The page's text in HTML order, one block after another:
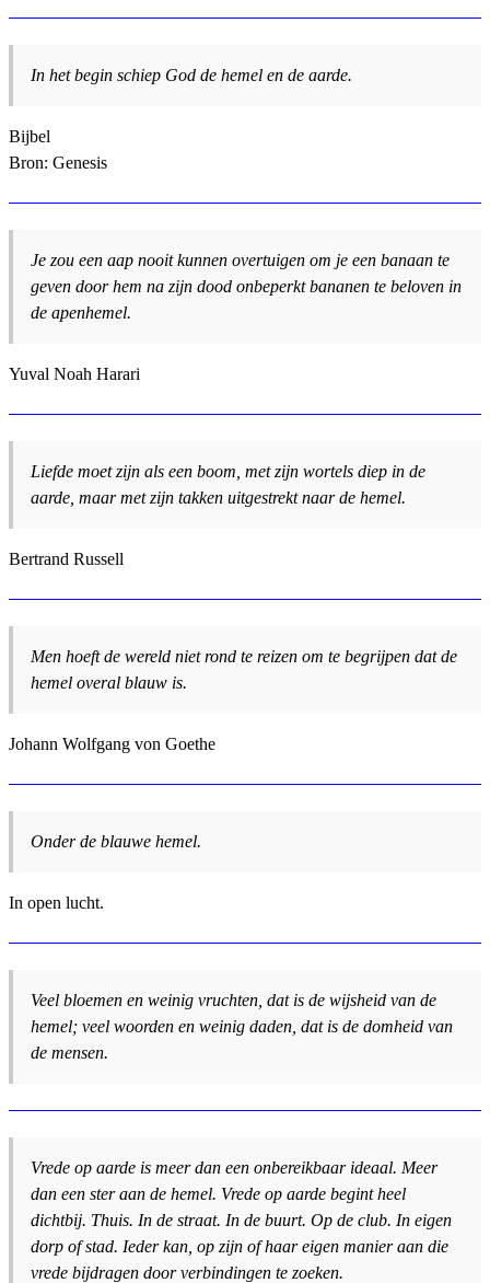
In het begin schiep God de hemel en de aarde.
Bijbel
Bron: Genesis
Je zou een aap nooit kunnen overtuigen om je een banaan te
geven door hem na zijn dood onbeperkt bananen te beloven in
de apenhemel.
Yuval Noah Harari
Liefde moet zijn als een boom, met zijn wortels diep in de
aarde, maar met zijn takken uitgestrekt naar de hemel.
Bertrand Russell
Men hoeft de wereld niet rond te reizen om te begrijpen dat de
hemel overal blauw is.
Johann Wolfgang von Goethe
Onder de blauwe hemel.
In open lucht.
Veel bloemen en weinig vruchten, dat is de wijsheid van de
hemel; veel woorden en weinig daden, dat is de domheid van
de mensen.
Vrede op aarde is meer dan een onbereikbaar ideaal. Meer
dan een ster aan de hemel. Vrede op aarde begint heel
dichtbij. Thuis. In de straat. In de buurt. Op de club. In eigen
dorp of stad. Ieder kan, op zijn of haar eigen manier aan die
vrede bijdragen door verbindingen te zoeken.